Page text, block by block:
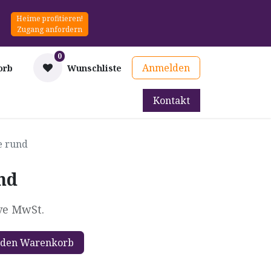
Heime profitieren!
Zugang anfordern
0
Wunschliste Anmelden
Mieten
Kontakt
rund
MwSt.
Warenkorb